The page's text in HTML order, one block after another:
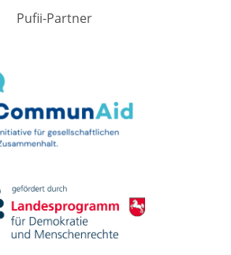
Pufii-Partner